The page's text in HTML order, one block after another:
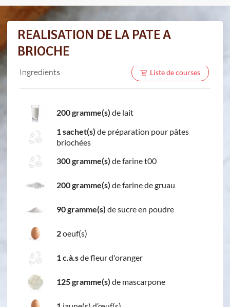
REALISATION DE LA PATE A
BRIOCHE
Ingredients Liste de courses
200 gramme(s) de lait
1 sachet(s) de préparation pour pâtes
briochées
300 gramme(s) de farine t00
200 gramme(s) de farine de gruau
90 gramme(s) de sucre en poudre
2oeuf(s)
1 c.à.sde fleur d'oranger
125 gramme(s) de mascarpone